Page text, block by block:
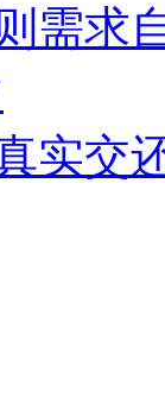
需求
实交